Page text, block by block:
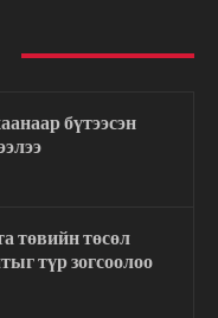
бүтээсэн
төвийн төсөл
түр зогсоолоо